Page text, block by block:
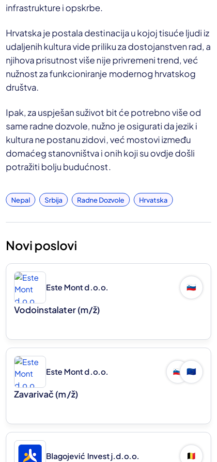
infrastrukture i opskrbe.
Hrvatska je postala destinacija u kojoj tisuće ljudi iz
udaljenih kultura vide priliku za dostojanstven rad, a
njihova prisutnost više nije privremeni trend, već
nužnost za funkcioniranje modernog hrvatskog
društva.
Ipak, za uspješan suživot bit će potrebno više od
same radne dozvole, nužno je osigurati da jezik i
kultura ne postanu zidovi, već mostovi između
domaćeg stanovništva i onih koji su ovdje došli
potražiti bolju budućnost.
Nepal Srbija Radne Dozvole Hrvatska
Novi poslovi
Este Mont d.o.o. 🇸🇮
Vodoinstalater(m/ž)
Este Mont d.o.o. 🇸🇮 🇪🇺
Zavarivač (m/ž)
Blagojević Invest j.d.o.o. 🇧🇪